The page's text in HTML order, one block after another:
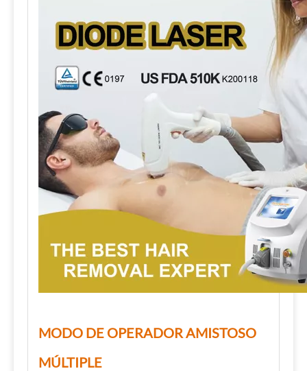
MODO DE OPERADOR AMISTOSO
MÚLTIPLE